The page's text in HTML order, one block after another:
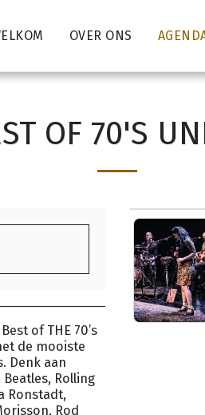
OVER ONS
OF 70'S
of THE 70’s
de mooiste
Denk aan
Rolling
Ronstadt,
Rod